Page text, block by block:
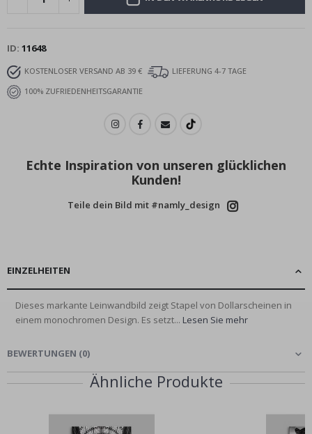
ID 11648
KOSTENLOSER VERSAND AB 39 €
LIEFERUNG 4-7 TAGE
100% ZUFRIEDENHEITSGARANTIE
Echte Inspiration von unseren glücklichen
Kunden!
Teile dein Bild mit #namly_design
EINZELHEITEN
Dieses markante Leinwandbild zeigt Stapel von Dollarscheinen in
einem monochromen Design. Es setzt... Lesen Sie mehr
BEWERTUNGEN (0)
Ähnliche Produkte